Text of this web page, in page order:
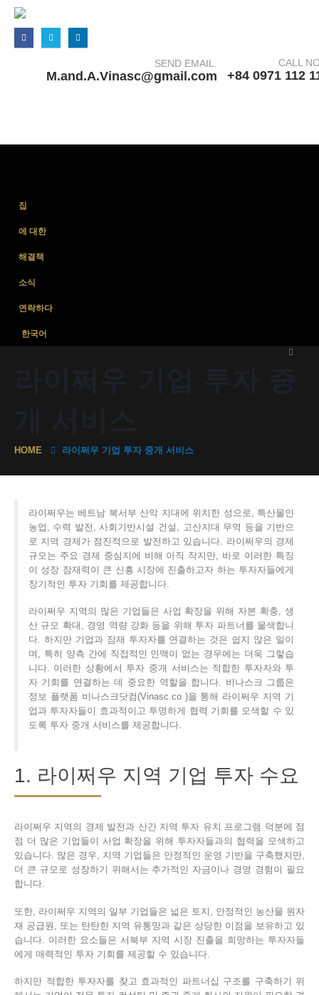
SEND EMAIL.
M.and.A.Vinasc@gmail.com
CALL
+84 0971 112
집
에 대한
해결책
소식
연락하다
한국어
HOME 라이쩌우 기업 투자 중개 서비스
라이쩌우는 베트남 북서부 산악 지대에 위치한 성으로, 특산물인
농업, 수력 발전, 사회기반시설 건설, 고산지대 무역 등을 기반으
로 지역 경제가 점진적으로 발전하고 있습니다. 라이쩌우의 경제
규모는 주요 경제 중심지에 비해 아직 작지만, 바로 이러한 특징
이 성장 잠재력이 큰 신흥 시장에 진출하고자 하는 투자자들에게
장기적인 투자 기회를 제공합니다.
라이쩌우 지역의 많은 기업들은 사업 확장을 위해 자본 확충, 생
산 규모 확대, 경영 역량 강화 등을 위해 투자 파트너를 물색합니
다. 하지만 기업과 잠재 투자자를 연결하는 것은 쉽지 않은 일이
며, 특히 양측 간에 직접적인 인맥이 없는 경우에는 더욱 그렇습
니다. 이러한 상황에서 투자 중개 서비스는 적합한 투자자와 투
자 기회를 연결하는 데 중요한 역할을 합니다. 비나스크 그룹은
정보 플랫폼 비나스크닷컴(Vinasc.co )을 통해 라이쩌우 지역 기
업과 투자자들이 효과적이고 투명하게 협력 기회를 모색할 수 있
도록 투자 중개 서비스를 제공합니다.
1. 라이쩌우 지역 기업 투자 수요
라이쩌우 지역의 경제 발전과 산간 지역 투자 유치 프로그램 덕분에 점
점 더 많은 기업들이 사업 확장을 위해 투자자들과의 협력을 모색하고
있습니다. 많은 경우, 지역 기업들은 안정적인 운영 기반을 구축했지만,
더 큰 규모로 성장하기 위해서는 추가적인 자금이나 경영 경험이 필요
합니다.
또한, 라이쩌우 지역의 일부 기업들은 넓은 토지, 안정적인 농산물 원자
재 공급원, 또는 탄탄한 지역 유통망과 같은 상당한 이점을 보유하고 있
습니다. 이러한 요소들은 서북부 지역 시장 진출을 희망하는 투자자들
에게 매력적인 투자 기회를 제공할 수 있습니다.
하지만 적합한 투자자를 찾고 효과적인 파트너십 구조를 구축하기 위